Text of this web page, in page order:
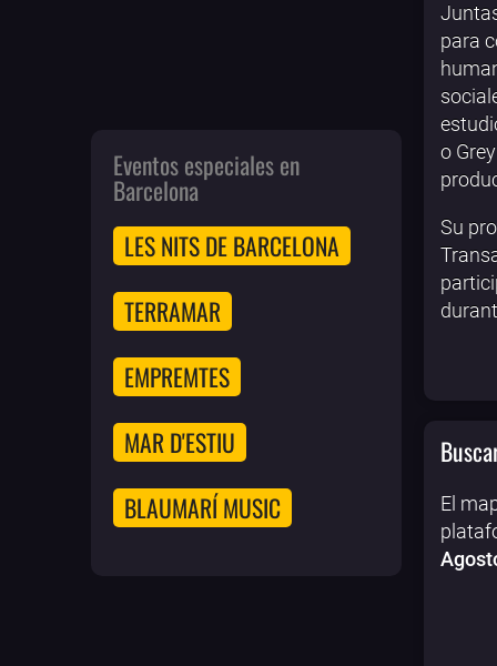
para
o
Su
El
Eventos especiales en
Barcelona
LES NITS DE BARCELONA
TERRAMAR
EMPREMTES
MAR D'ESTIU
BLAUMARÍ MUSIC